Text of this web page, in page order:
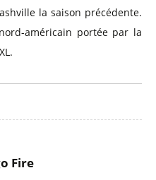
la saison précédente.
américain portée par la
Fire